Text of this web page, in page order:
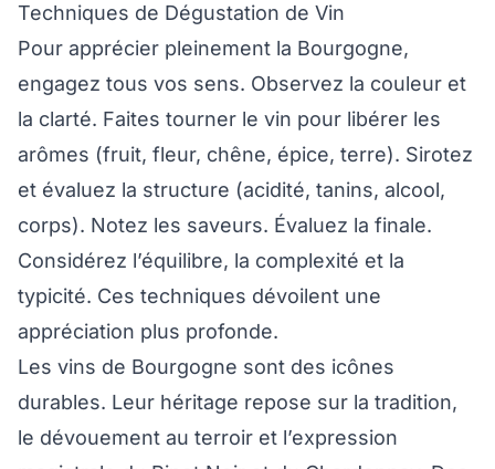
Techniques de Dégustation de Vin
Pour apprécier pleinement la Bourgogne,
engagez tous vos sens. Observez la couleur et
la clarté. Faites tourner le vin pour libérer les
arômes (fruit, fleur, chêne, épice, terre). Sirotez
et évaluez la structure (acidité, tanins, alcool,
corps). Notez les saveurs. Évaluez la finale.
Considérez l’équilibre, la complexité et la
typicité. Ces techniques dévoilent une
appréciation plus profonde.
Les vins de Bourgogne sont des icônes
durables. Leur héritage repose sur la tradition,
le dévouement au terroir et l’expression